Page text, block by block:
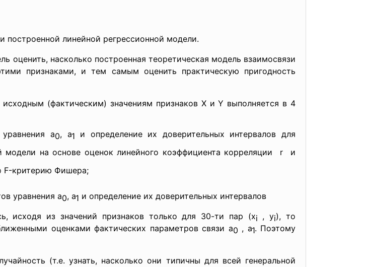
построенной линейной регрессионной модели.
оценить, насколько построенная теоретическая модель взаимосвязи
признаками, и тем самым оценить практическую пригодность
(фактическим) значениям признаков X и Y выполняется в 4
а0, а1 и определение их доверительных интервалов для
модели на основе оценок линейного коэффициента корреляции r и
F-критерию Фишера;
уравнения а0, а1 и определение их доверительных интервалов
исходя из значений признаков только для 30-ти пар (xi , yi), то
оценками фактических параметров связи а0 , а1. Поэтому
(т.е. узнать, насколько они типичны для всей генеральной